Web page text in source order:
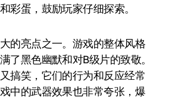
彩蛋，鼓励玩家仔细探索。
的亮点之一。游戏的整体风格
了黑色幽默和对B级片的致敬。
搞笑，它们的行为和反应经常
中的武器效果也非常夸张，爆